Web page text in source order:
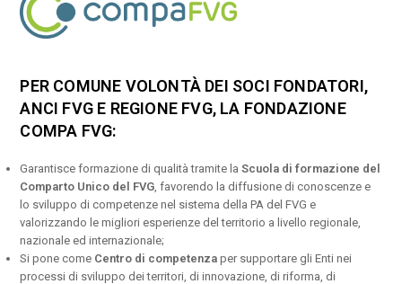
PER COMUNE VOLONTÀ DEI SOCI FONDATORI,
ANCI FVG E REGIONE FVG, LA FONDAZIONE
COMPA FVG:
Garantisce formazione di qualità tramite laScuola di formazione del
Comparto Unico del FVG , favorendo la diffusione di conoscenze e
lo sviluppo di competenze nel sistema della PA del FVG e
valorizzando le migliori esperienze del territorio a livello regionale,
nazionale ed internazionale;
Si pone come Centro di competenza per supportare gli Enti nei
processi di sviluppo dei territori, di innovazione, di riforma, di